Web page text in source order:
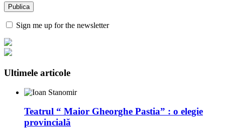
Sign me up for the newsletter
Ultimele articole
Teatrul “ Maior Gheorghe Pastia” : o elegie
provincială